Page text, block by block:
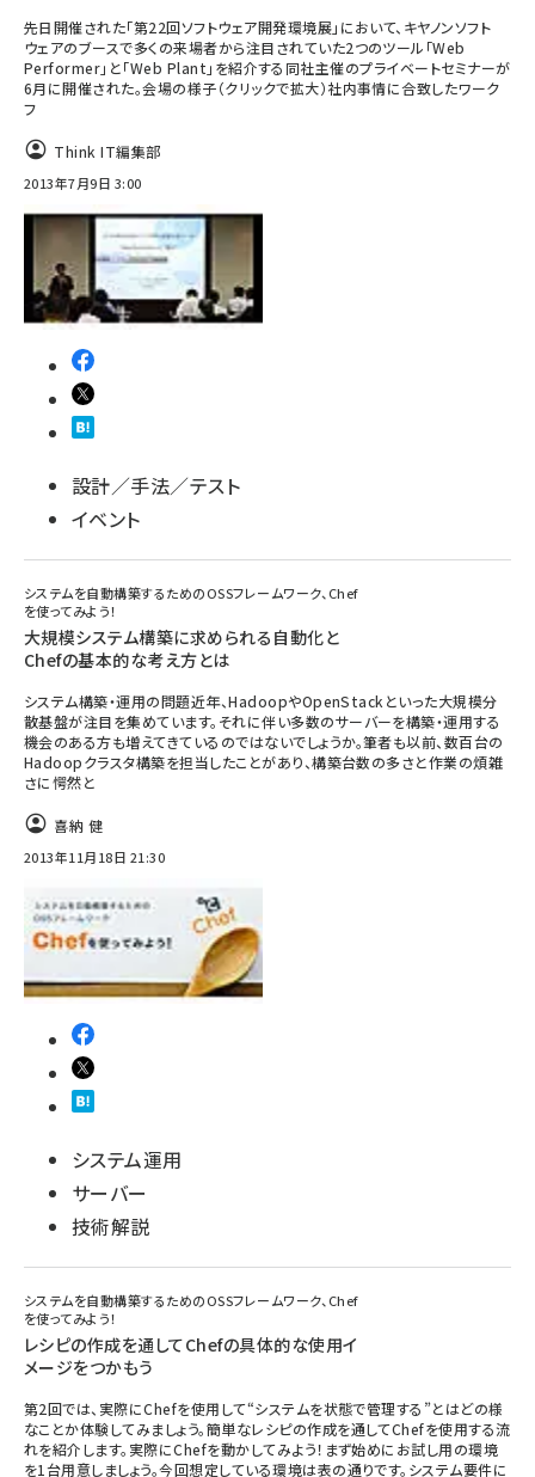
先日開催された｢第22回ソフトウェア開発環境展｣において、キヤノンソフト
ウェアのブースで多くの来場者から注目されていた2つのツール｢Web
Performer｣と｢Web Plant｣を紹介する同社主催のプライベートセミナーが
6月に開催された｡会場の様子（クリックで拡大）社内事情に合致したワーク
フ
Think IT編集部
2013年7月9日 3:00
設計／手法／テスト
イベント
システムを自動構築するためのOSSフレームワーク、Chef
を使ってみよう！
大規模システム構築に求められる自動化と
Chefの基本的な考え方とは
システム構築・運用の問題近年、HadoopやOpenStackといった大規模分
散基盤が注目を集めています。それに伴い多数のサーバーを構築・運用する
機会のある方も増えてきているのではないでしょうか。筆者も以前、数百台の
Hadoopクラスタ構築を担当したことがあり、構築台数の多さと作業の煩雑
さに愕然と
喜納 健
2013年11月18日 21:30
システム運用
サーバー
技術解説
システムを自動構築するためのOSSフレームワーク、Chef
を使ってみよう！
レシピの作成を通してChefの具体的な使用イ
メージをつかもう
第2回では、実際にChefを使用して“システムを状態で管理する”とはどの様
なことか体験してみましょう。簡単なレシピの作成を通してChefを使用する流
れを紹介します。実際にChefを動かしてみよう！まず始めにお試し用の環境
を1台用意しましょう。今回想定している環境は表の通りです。システム要件に